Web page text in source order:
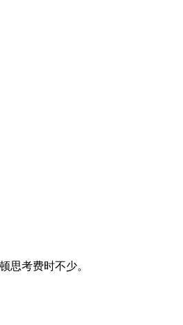
思考费时不少。